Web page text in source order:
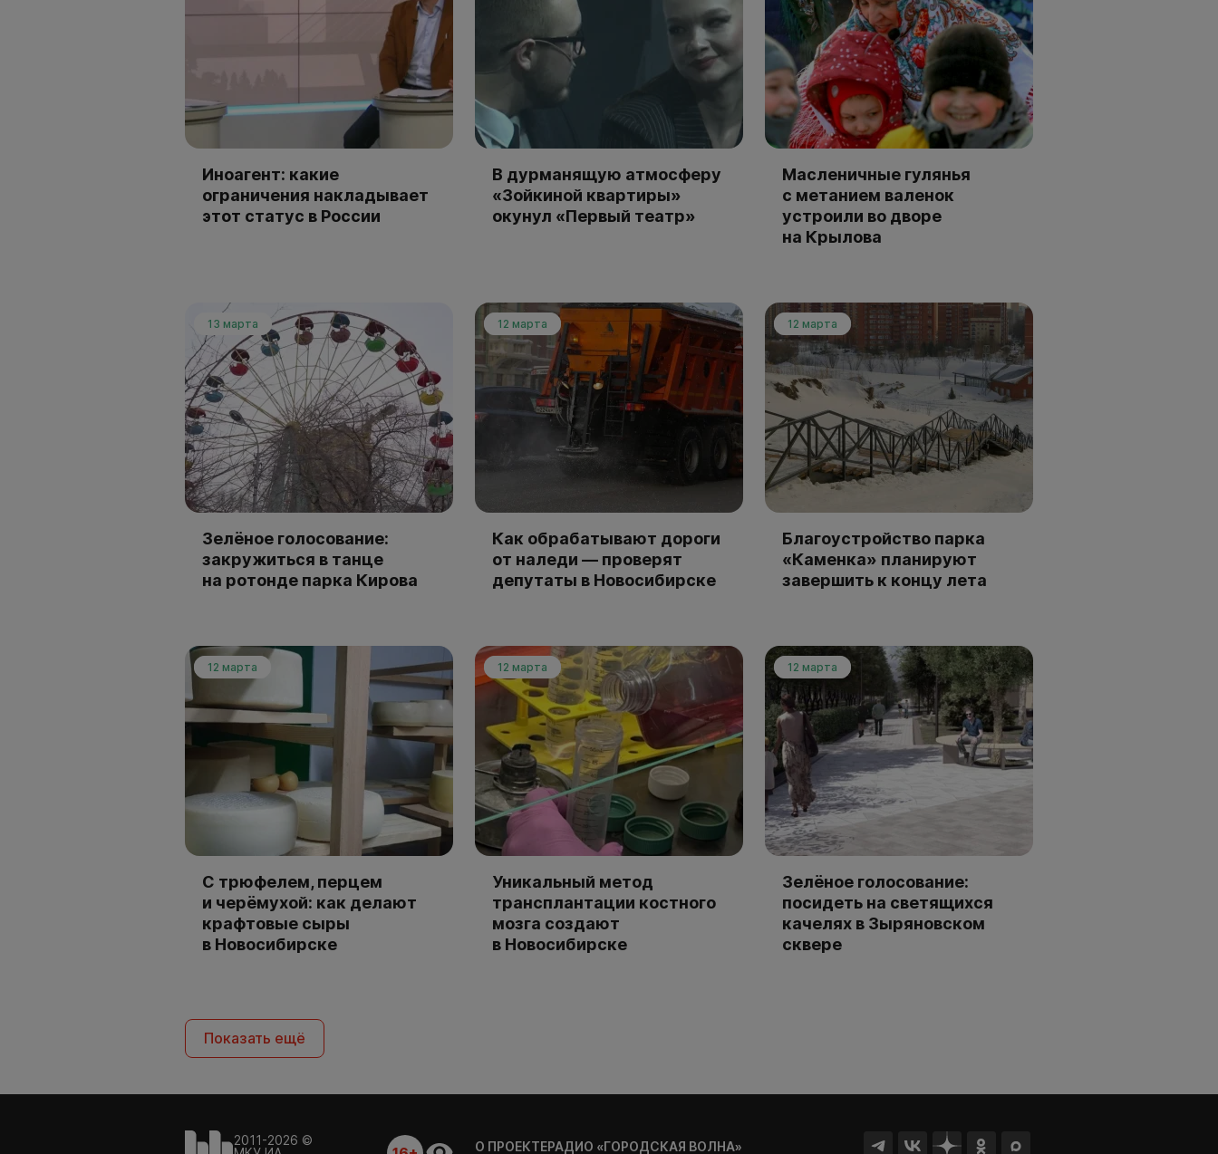
Иноагент: какие
ограничения накладывает
этот статус в России
В дурманящую атмосферу
«Зойкиной квартиры»
окунул «Первый театр»
Масленичные гулянья
с метанием валенок
устроили во дворе
на Крылова
13 марта
Зелёное голосование:
закружиться в танце
на ротонде парка Кирова
12 марта
Как обрабатывают дороги
от наледи — проверят
депутаты в Новосибирске
12 марта
Благоустройство парка
«Каменка» планируют
завершить к концу лета
12 марта
С трюфелем, перцем
и черёмухой: как делают
крафтовые сыры
в Новосибирске
12 марта
Уникальный метод
трансплантации костного
мозга создают
в Новосибирске
12 марта
Зелёное голосование:
посидеть на светящихся
качелях в Зыряновском
сквере
Показать ещё
2011-2026 ©
О ПРОЕКТЕРАДИО «ГОРОДСКАЯ ВОЛНА»